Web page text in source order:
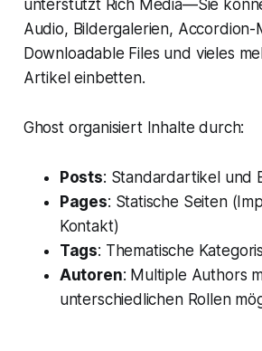
unterstützt Rich Media—Sie
Audio, Bildergalerien, Accordion-
Downloadable Files und vieles
Artikel einbetten.
Ghost organisiert Inhalte durch:
Posts: Standardartikel und
Pages: Statische Seiten
Kontakt)
Tags: Thematische
Autoren: Multiple Authors
unterschiedlichen Rollen